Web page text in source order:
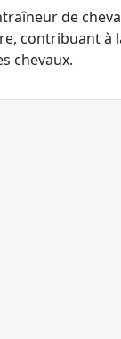
de
contribuant à
chevaux.